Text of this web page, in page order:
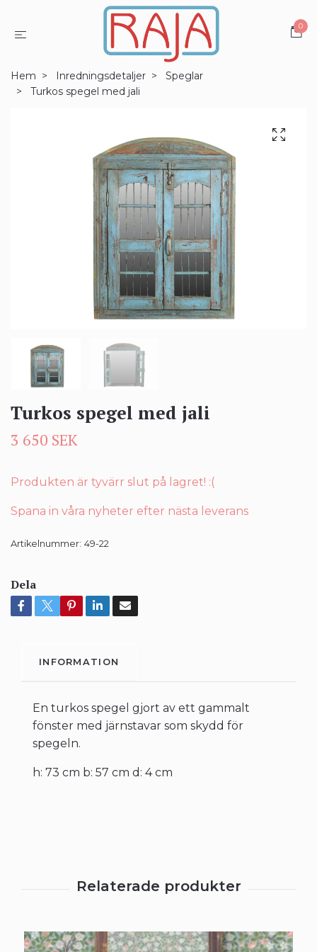
0
Hem Inredningsdetaljer
Speglar
Turkos spegel med jali
Turkos spegel med jali
3 650 SEK
Produkten är tyvärr slut på lagret! :(
Spana in våra nyheter efter nästa leverans
Artikelnummer: 49-22
Dela
INFORMATION
En turkos spegel gjort av ett gammalt
fönster med järnstavar som skydd för
spegeln.
h: 73 cm b: 57 cm d: 4 cm